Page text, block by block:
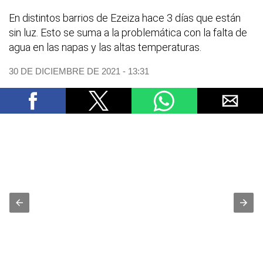
En distintos barrios de Ezeiza hace 3 días que están
sin luz. Esto se suma a la problemática con la falta de
agua en las napas y las altas temperaturas.
30 DE DICIEMBRE DE 2021 - 13:31